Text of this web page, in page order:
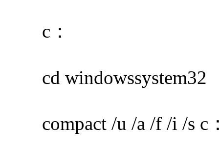
c：
cd windowssystem32
compact /u /a /f /i /s c